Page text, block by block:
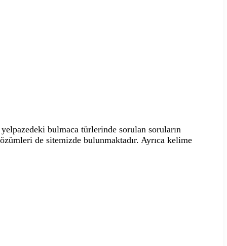
bulmaca türlerinde sorulan soruların
de sitemizde bulunmaktadır. Ayrıca kelime